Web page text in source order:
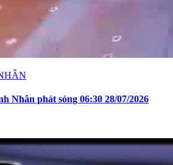
Nhân phát sóng 06:30 28/07/2026